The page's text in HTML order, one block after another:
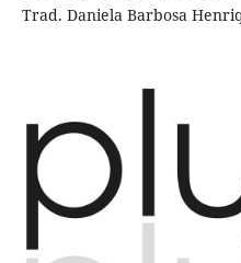
Trad. Daniela Barbosa